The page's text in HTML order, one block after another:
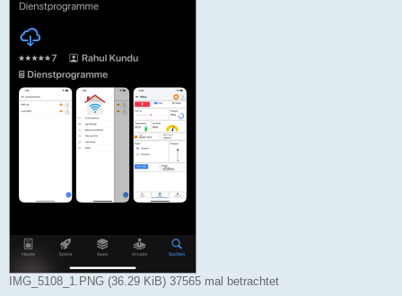
IMG_5108_1.PNG (36.29 KiB) 37565 mal betrachtet